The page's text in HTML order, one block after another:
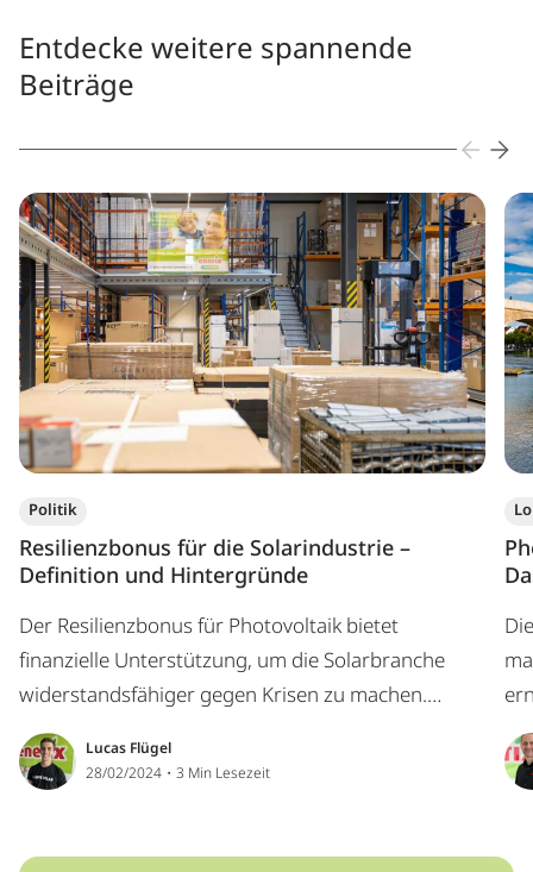
Entdecke weitere spannende
Beiträge
Politik
Resilienzbonus für die Solarindustrie –
Definition und Hintergründe
Der Resilienzbonus für Photovoltaik bietet
finanzielle Unterstützung, um die Solarbranche
widerstandsfähiger gegen Krisen zu machen.
Entdecke, wer dafür und wer dagegen ist.
Lucas Flügel
28/02/2024・3 Min Lesezeit